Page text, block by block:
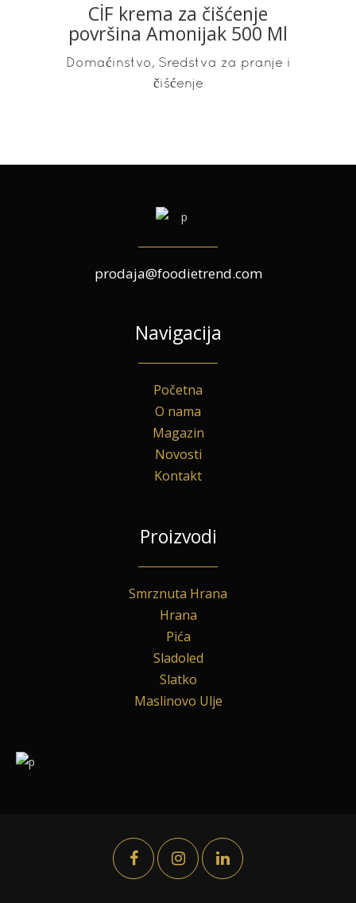
READ MORE
CİF krema za čišćenje
površina Amonijak 500 Ml
Domaćinstvo, Sredstva za pranje i
čišćenje
prodaja@foodietrend.com
Navigacija
Početna
O nama
Magazin
Novosti
Kontakt
Proizvodi
Smrznuta Hrana
Hrana
Pića
Sladoled
Slatko
Maslinovo Ulje